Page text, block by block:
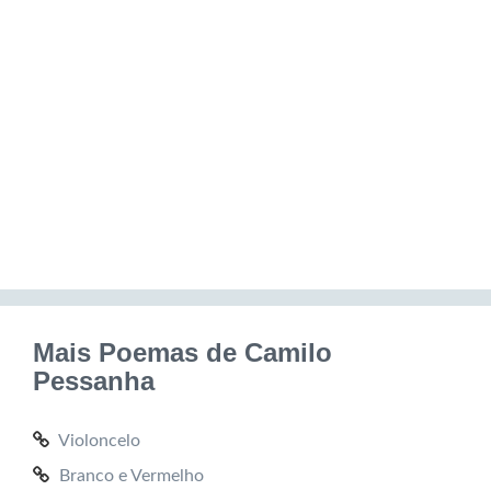
Mais Poemas de Camilo
Pessanha
Violoncelo
Branco e Vermelho